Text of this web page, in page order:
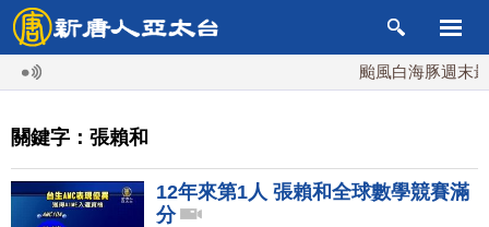
颱風白海豚週末最
關鍵字：張賴和
12年來第1人 張賴和全球數學競賽滿
分